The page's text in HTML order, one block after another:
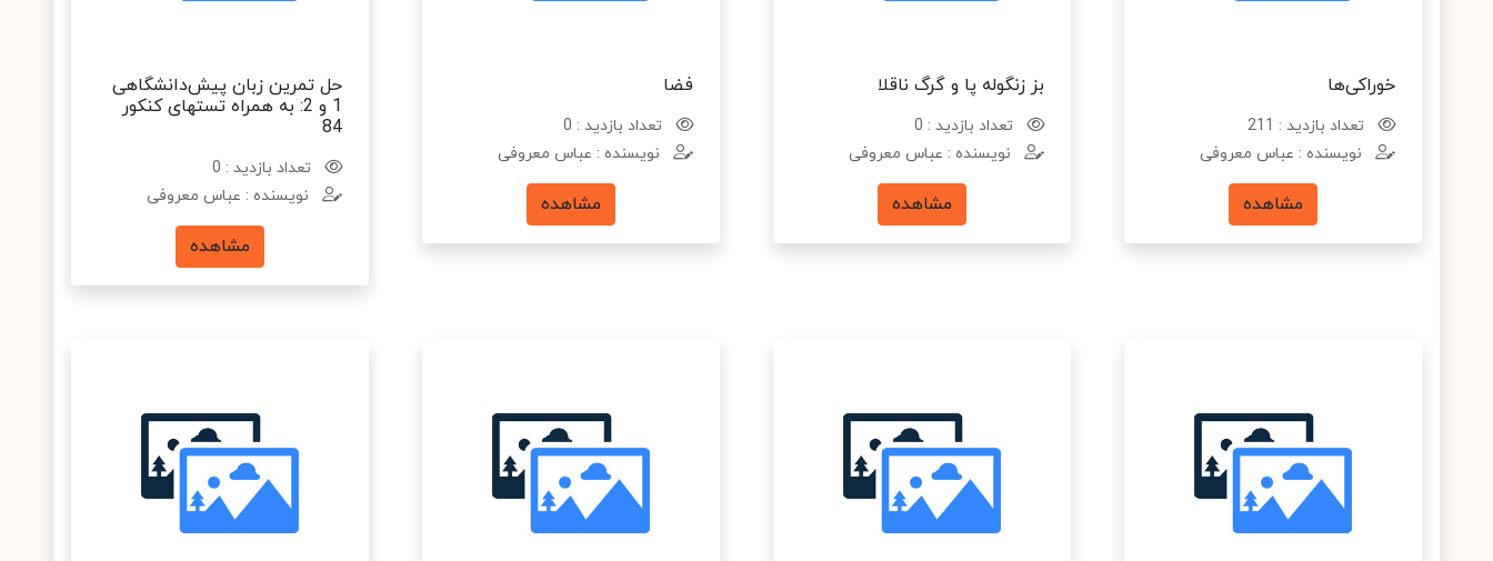
خوراکی‌ها
تعداد بازدید : 211
نویسنده : عباس معروفی
مشاهده
بز زنگوله پا و گرگ ناقلا
تعداد بازدید : 0
نویسنده : عباس معروفی
مشاهده
فضا
تعداد بازدید : 0
نویسنده : عباس معروفی
مشاهده
حل تمرین زبان پیش‌دانشگاهی
1 و 2: به همراه تستهای کنکور
84
تعداد بازدید : 0
نویسنده : عباس معروفی
مشاهده